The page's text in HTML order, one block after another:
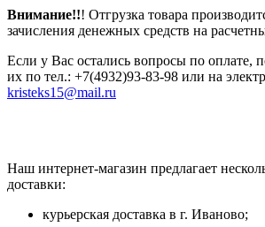
Внимание!!! Отгрузка товара
зачисления денежных средств на
Если у Вас остались вопросы по оплате,
их по тел.: +7(4932)93-83-98 или на
kristeks15@mail.ru
Наш интернет-магазин предлагает
доставки:
курьерская доставка в г. Иваново;